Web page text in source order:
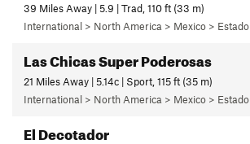
39 Miles Away | 5.9 | Trad, 110 ft (33 m)
Las Chicas Super Poderosas
21 Miles Away | 5.14c | Sport, 115 ft (35 m)
El Decotador